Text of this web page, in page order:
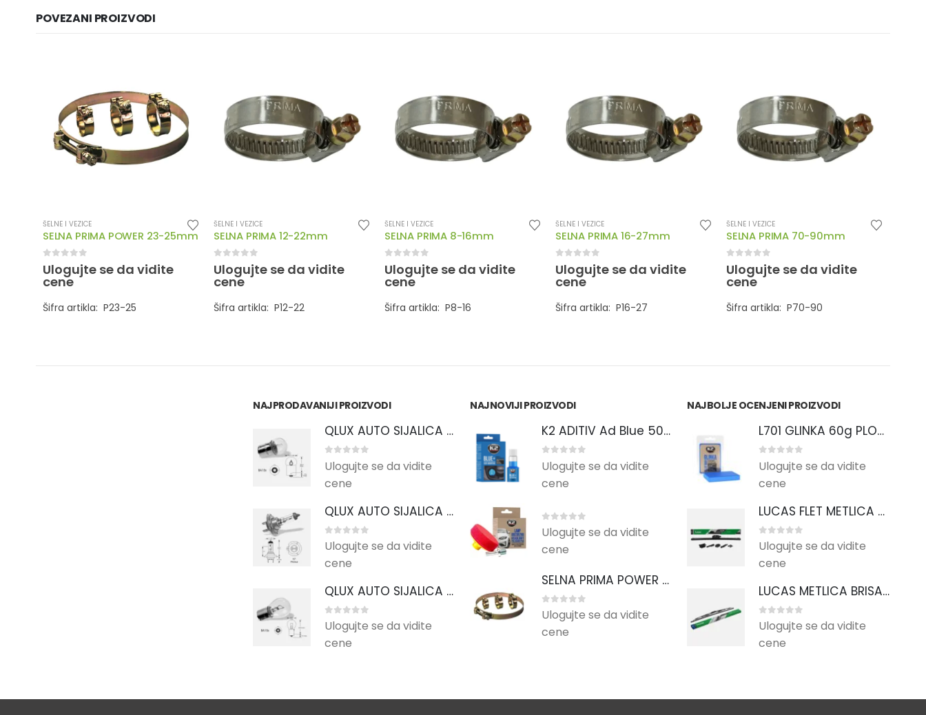
POVEZANI PROIZVODI
ŠELNE I VEZICE
SELNA PRIMA POWER 23-25mm
out of 5
Ulogujte se da vidite
cene
Šifra artikla: P23-25
ŠELNE I VEZICE
SELNA PRIMA 12-22mm
out of 5
Ulogujte se da vidite
cene
Šifra artikla: P12-22
ŠELNE I VEZICE
SELNA PRIMA 8-16mm
out of 5
Ulogujte se da vidite
cene
Šifra artikla: P8-16
ŠELNE I VEZICE
SELNA PRIMA 16-27mm
out of 5
Ulogujte se da vidite
cene
Šifra artikla: P16-27
ŠELNE I VEZICE
SELNA PRIMA 70-90mm
out of 5
Ulogujte se da vidite
cene
Šifra artikla: P70-90
NAJPRODAVANIJI PROIZVODI
QLUX AUTO SIJALICA 24V 5W BA15s R5W
out of 5
Ulogujte se da vidite
cene
QLUX AUTO SIJALICA 12V 55W PX26d H7
out of 5
Ulogujte se da vidite
cene
QLUX AUTO SIJALICA 12V 21W BA15s P21W
0out of 5
Ulogujte se da vidite
cene
NAJNOVIJI PROIZVODI
K2 ADITIV Ad Blue 50ml CISTI Ad Blue Sistem
out of 5
Ulogujte se da vidite
cene
out of 5
Ulogujte se da vidite
cene
SELNA PRIMA POWER 60-63mm (Kopiraj)
out of 5
Ulogujte se da vidite
cene
NAJBOLJE OCENJENI PROIZVODI
L701 GLINKA 60g PLOCICA ZA CISCENJE
out of 5
Ulogujte se da vidite
cene
LUCAS FLET METLICA 355mm + set adaptera
out of 5
Ulogujte se da vidite
cene
LUCAS METLICA BRISACA Economy 610mm
0out of 5
Ulogujte se da vidite
cene